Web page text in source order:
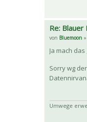
Re:
von Bluemoon
Ja mach das
Sorry wg
Umwege